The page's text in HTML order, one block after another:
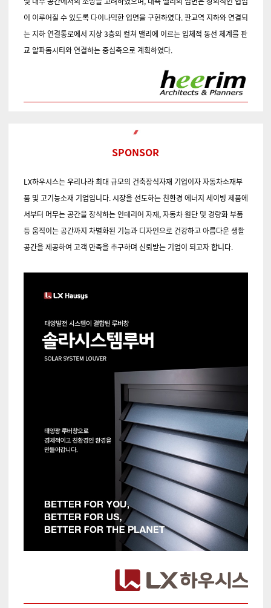
이 이루어질 수 있도록 다이나믹한 입면을 구현하였다. 판교역 지하와 연결되
는 지하 연결통로에서 지상 3층의 컬쳐 밸리에 이르는 입체적 동선 체계를 판
교 알파돔시티와 연결하는 중심축으로 계획하였다.
SPONSOR
LX하우시스는 우리나라 최대 규모의 건축장식자재 기업이자 자동차소재부
품 및 고기능소재 기업입니다. 시장을 선도하는 친환경 에너지 세이빙 제품에
서부터 머무는 공간을 장식하는 인테리어 자재, 자동차 원단 및 경량화 부품
등 움직이는 공간까지 차별화된 기능과 디자인으로 건강하고 아름다운 생활
공간을 제공하여 고객 만족을 추구하며 신뢰받는 기업이 되고자 합니다.